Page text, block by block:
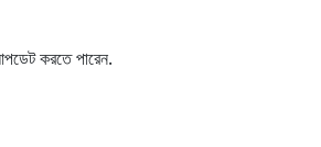
করতে পারেন.